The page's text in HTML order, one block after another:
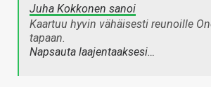
Juha Kokkonen sanoi
Kaartuu hyvin vähäisesti reunoille
tapaan.
Napsauta laajentaaksesi…